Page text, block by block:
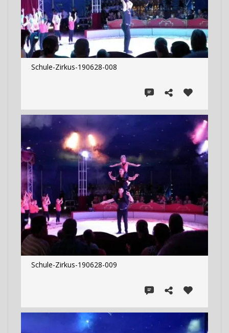
Schule-Zirkus-190628-008
Schule-Zirkus-190628-009